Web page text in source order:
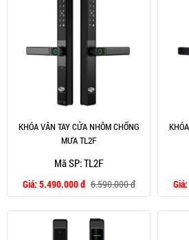
KHÓA VÂN TAY CỬA NHÔM CHỐNG
MƯA TL2F
Mã SP: TL2F
Giá: 5.490.000 đ 6.590.000 đ Giá: